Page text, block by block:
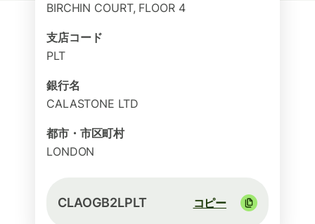
BIRCHIN COURT, FLOOR 4
支店コード
PLT
銀行名
CALASTONE LTD
都市・市区町村
LONDON
CLAOGB2LPLT コピー